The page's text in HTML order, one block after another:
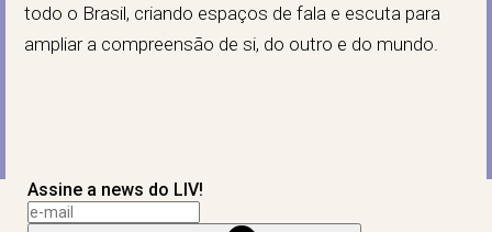
todo o Brasil, criando espaços de fala e escuta para
ampliar a compreensão de si, do outro e do mundo.
Assine a news do LIV!